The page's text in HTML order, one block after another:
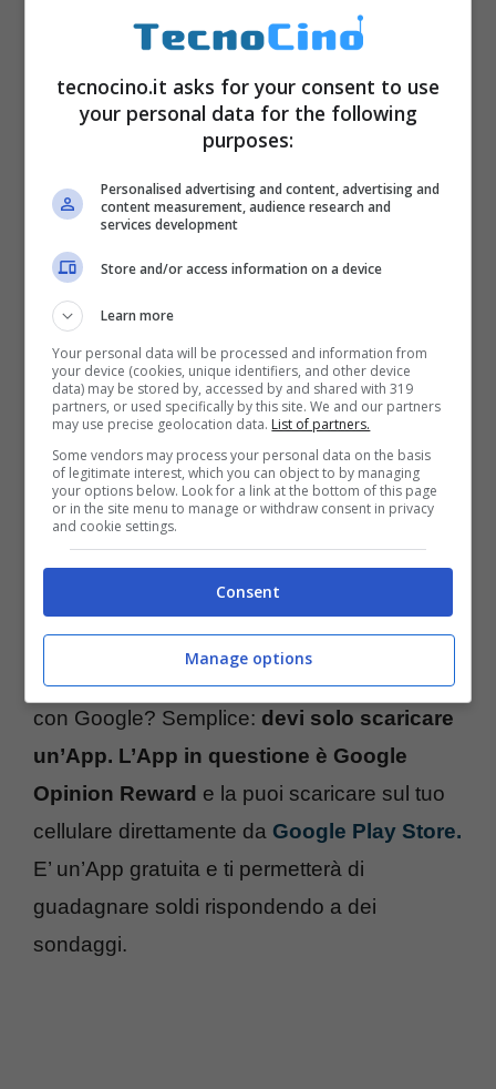
possibilità di fare un bel po’ di soldi in un
modo davvero semplicissimo, rapido e
anche divertente. Non importa quanti anni
non importa se già lavori o se sei
disoccupato e non ti serve avere
nemmeno particolari competenze.
Con Google puoi guadagnare anche se non hai
esperienza/Tecnocino.it
Che cosa devi fare per iniziare a guadagnare
con Google? Semplice: devi solo scaricare
un’App. L’App in questione è Google
Opinion Reward e la puoi scaricare sul tuo
cellulare direttamente da Google Play Store.
E’ un’App gratuita e ti permetterà di
guadagnare soldi rispondendo a dei
sondaggi.
tecnocino.it asks for your consent to use
your personal data for the following
purposes:
Personalised advertising and content, advertising and
content measurement, audience research and
services development
Store and/or access information on a device
Learn more
Your personal data will be processed and information from
your device (cookies, unique identifiers, and other device
data) may be stored by, accessed by and shared with 319
partners, or used specifically by this site. We and our partners
may use precise geolocation data. List of partners.
Some vendors may process your personal data on the basis
of legitimate interest, which you can object to by managing
your options below. Look for a link at the bottom of this page
or in the site menu to manage or withdraw consent in privacy
and cookie settings.
Consent
Manage options